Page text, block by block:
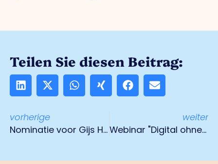
Teilen Sie diesen Beitrag:
vorherige
Nominatie voor Gijs Hendrikx voor Hotello of the Year Award 2021
weiter
Webinar "Digital ohne Grenzen" 25. November 2020